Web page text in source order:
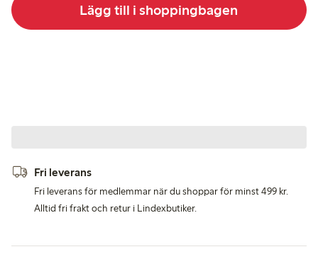
Lägg till i shoppingbagen
Fri leverans
Fri leverans för medlemmar när du shoppar för minst 499 kr.
Alltid fri frakt och retur i Lindexbutiker.